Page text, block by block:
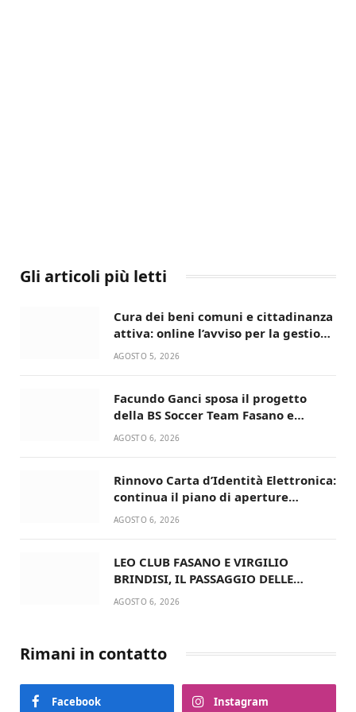
Gli articoli più letti
Cura dei beni comuni e cittadinanza
attiva: online l’avviso per la gestione
condivisa della Villetta di Laureto
AGOSTO 5, 2026
Facundo Ganci sposa il progetto
della BS Soccer Team Fasano e
ritorna in campo
AGOSTO 6, 2026
Rinnovo Carta d’Identità Elettronica:
continua il piano di aperture
straordinarie del Comune di Fasano
AGOSTO 6, 2026
LEO CLUB FASANO E VIRGILIO
BRINDISI, IL PASSAGGIO DELLE
CONSEGNE RINNOVA UN’AMICIZIA
AGOSTO 6, 2026
Rimani in contatto
Facebook Instagram